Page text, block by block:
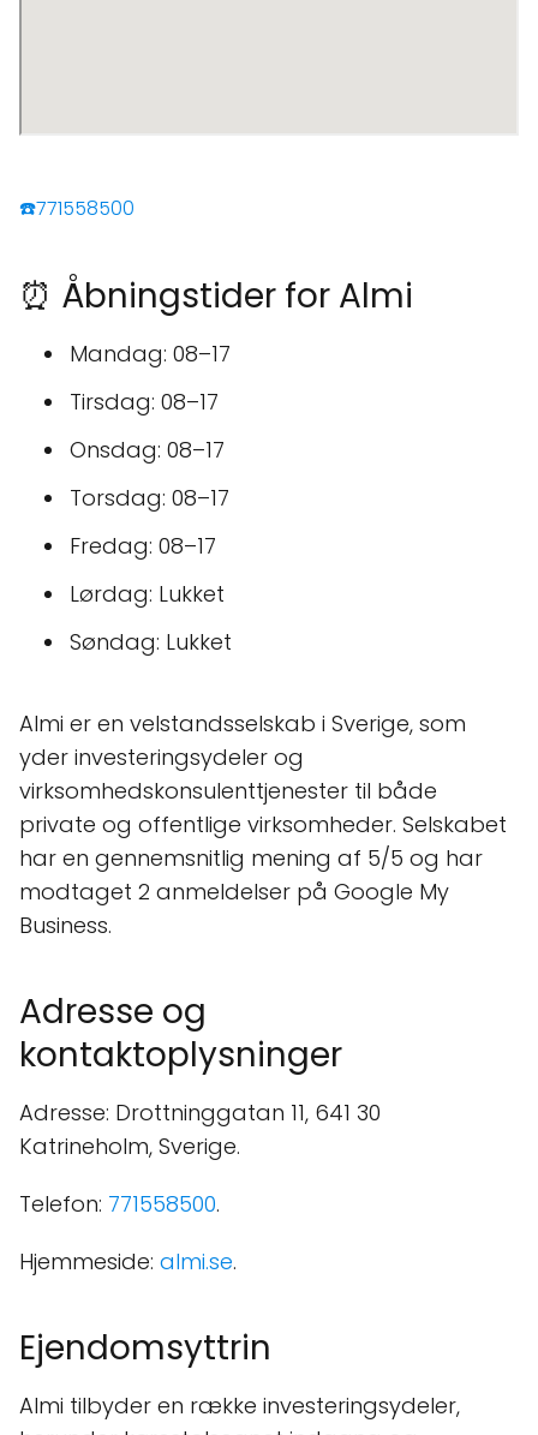
☎️771558500
⏰ Åbningstider for Almi
Mandag: 08–17
Tirsdag: 08–17
Onsdag: 08–17
Torsdag: 08–17
Fredag: 08–17
Lørdag: Lukket
Søndag: Lukket
Almi er en velstandsselskab i Sverige, som
yder investeringsydeler og
virksomhedskonsulenttjenester til både
private og offentlige virksomheder. Selskabet
har en gennemsnitlig mening af 5/5 og har
modtaget 2 anmeldelser på Google My
Business.
Adresse og
kontaktoplysninger
Adresse: Drottninggatan 11, 641 30
Katrineholm, Sverige.
Telefon: 771558500.
Hjemmeside: almi.se.
Ejendomsyttrin
Almi tilbyder en række investeringsydeler,